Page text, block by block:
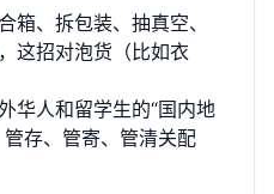
箱、拆包装、抽真空、
这招对泡货（比如衣
华人和留学生的“国内地
存、管寄、管清关配